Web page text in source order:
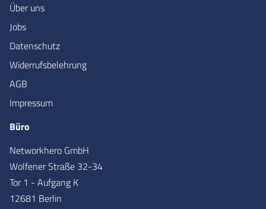
Über uns
Jobs
Datenschutz
Widerrufsbelehrung
AGB
Impressum
Büro
Networkhero GmbH
Wolfener Straße 32-34
Tor 1 - Aufgang K
12681 Berlin